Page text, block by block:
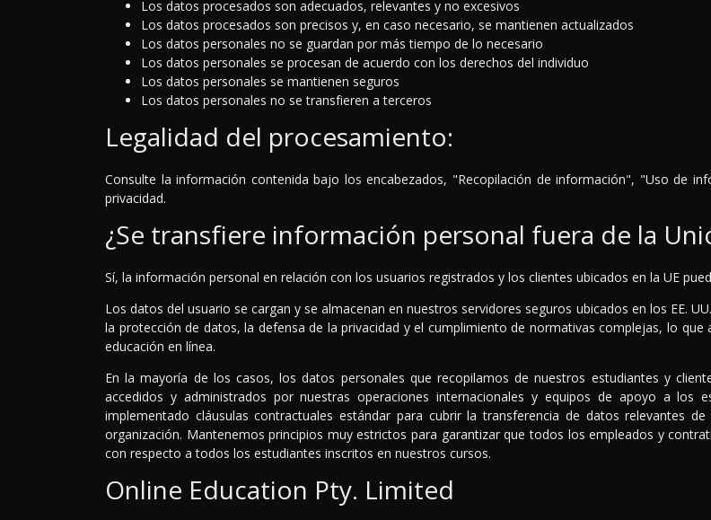
Los datos procesados son adecuados, relevantes y no excesivos
Los datos procesados son precisos y, en caso necesario, se mantienen actualizados
Los datos personales no se guardan por más tiempo de lo necesario
Los datos personales se procesan de acuerdo con los derechos del individuo
Los datos personales se mantienen seguros
Los datos personales no se transfieren a terceros
Legalidad del procesamiento:
Consulte la información contenida bajo los encabezados, "Recopilación de información", "Uso de
privacidad.
¿Se transfiere información personal fuera de la
Sí, la información personal en relación con los usuarios registrados y los clientes ubicados en la UE
Los datos del usuario se cargan y se almacenan en nuestros servidores seguros ubicados en los EE.
la protección de datos, la defensa de la privacidad y el cumplimiento de normativas complejas, lo
educación en línea.
En la mayoría de los casos, los datos personales que recopilamos de nuestros estudiantes y
accedidos y administrados por nuestras operaciones internacionales y equipos de apoyo a los
implementado cláusulas contractuales estándar para cubrir la transferencia de datos relevantes
organización. Mantenemos principios muy estrictos para garantizar que todos los empleados y
con respecto a todos los estudiantes inscritos en nuestros cursos.
Online Education Pty. Limited